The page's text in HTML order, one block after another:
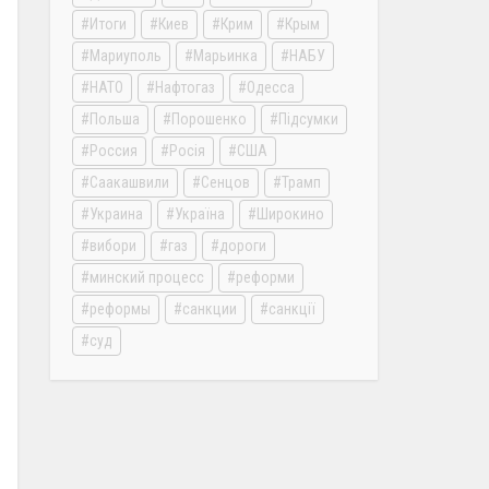
Итоги
Киев Крим
Крым
Мариуполь
Марьинка
НАБУ
НАТО
Нафтогаз
Одесса
Польша
Порошенко
Підсумки
Россия
Росія
США
Саакашвили
Сенцов
Трамп
Украина
Україна
Широкино
вибори
газ
дороги
минский процесс
реформи
реформы
санкции
санкції
суд